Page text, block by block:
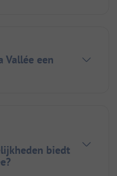
Vallée een
biedt